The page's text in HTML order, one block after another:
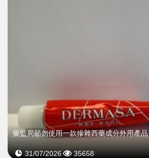
藥監局籲勿使用一款摻雜西藥成分外用產品
31/07/2026 35658